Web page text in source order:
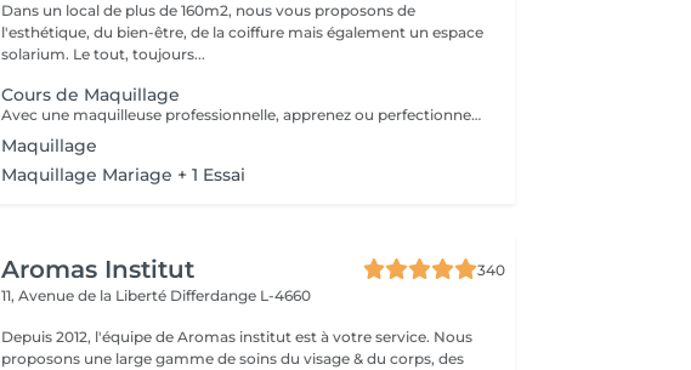
Dans un local de plus de 160m2, nous vous proposons de
l'esthétique, du bien-être, de la coiffure mais également un espace
solarium. Le tout, toujours...
Cours de Maquillage
Avec une maquilleuse professionnelle, apprenez ou perfectionnez vos gestes pour un maquillage parfait. Nous determinerons egalement etape par etape le maquillage qui vous ira le mieux. Du fond de teint au rouge à levre, en passant par le maquillage des yeux ou le contouring, rien ne sera laissé au hasard.
Maquillage
Maquillage Mariage + 1 Essai
Aromas Institut
340
11, Avenue de la Liberté Differdange L-4660
Depuis 2012, l'équipe de Aromas institut est à votre service. Nous
proposons une large gamme de soins du visage & du corps, des